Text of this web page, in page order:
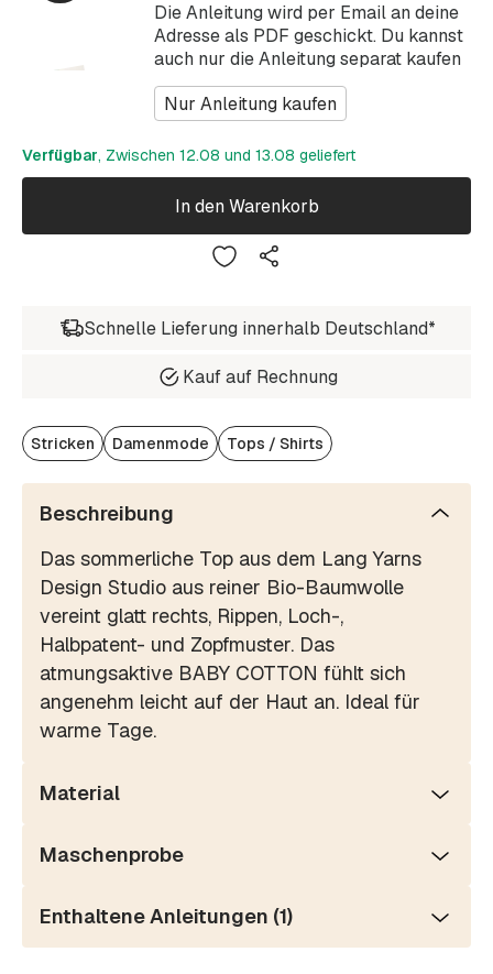
Die Anleitung wird per Email an deine
Adresse als PDF geschickt. Du kannst
auch nur die Anleitung separat kaufen
Nur Anleitung kaufen
Verfügbar, Zwischen 12.08 und 13.08 geliefert
In den Warenkorb
Schnelle Lieferung innerhalb Deutschland*
Kauf auf Rechnung
Stricken Damenmode Tops / Shirts
Beschreibung
Das sommerliche Top aus dem Lang Yarns
Design Studio aus reiner Bio-Baumwolle
vereint glatt rechts, Rippen, Loch-,
Halbpatent- und Zopfmuster. Das
atmungsaktive BABY COTTON fühlt sich
angenehm leicht auf der Haut an. Ideal für
warme Tage.
Material
Maschenprobe
Enthaltene Anleitungen (1)